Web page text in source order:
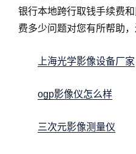
银行本地跨行取钱手续费
费多少问题对您有所帮助，
上海光学影像设备厂家
ogp影像仪怎么样
三次元影像测量仪